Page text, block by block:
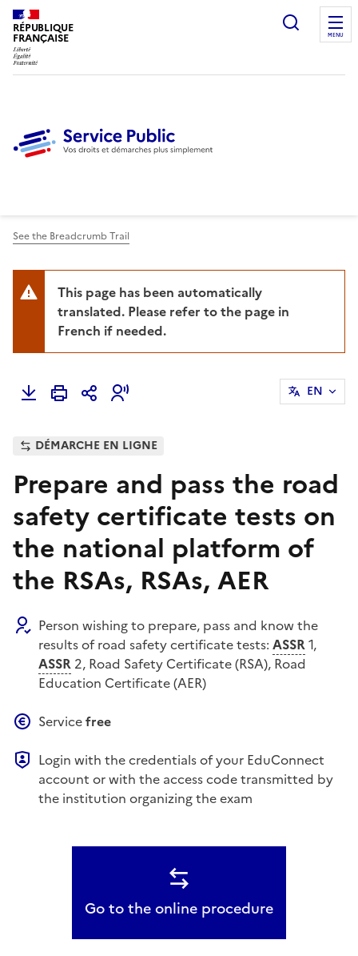
RÉPUBLIQUE
FRANÇAISE
Ouvrir
MENU
See the Breadcrumb Trail
This page has been automatically
translated. Please refer to the page in
French if needed.
EN
DÉMARCHE EN LIGNE
Prepare and pass the road
safety certificate tests on
the national platform of
the RSAs, RSAs, AER
Person wishing to prepare, pass and know the
results of road safety certificate tests: ASSR1,
ASSR 2, Road Safety Certificate (RSA), Road
Education Certificate (AER)
Servicefree
Login with the credentials of your EduConnect
account or with the access code transmitted by
the institution organizing the exam
Go to the online procedure